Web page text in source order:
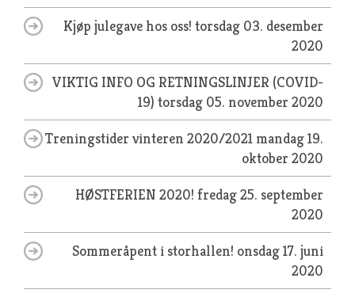
Kjøp julegave hos oss! torsdag 03. desember
2020
VIKTIG INFO OG RETNINGSLINJER (COVID-
19) torsdag 05. november 2020
Treningstider vinteren 2020/2021 mandag 19.
oktober 2020
HØSTFERIEN 2020! fredag 25. september
2020
Sommeråpent i storhallen! onsdag 17. juni
2020